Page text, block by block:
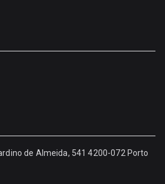
de Almeida, 541 4200-072 Porto